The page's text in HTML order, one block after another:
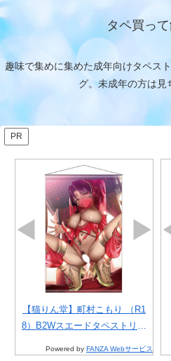
タペ買っ
趣味で集めに集めた成年向けタペス
グ。未成年の方は見
PR
【猫りん堂】町村こもり （R1
8）B2Wスエードタペストリー
Powered by FANZA Webサービス
URE)